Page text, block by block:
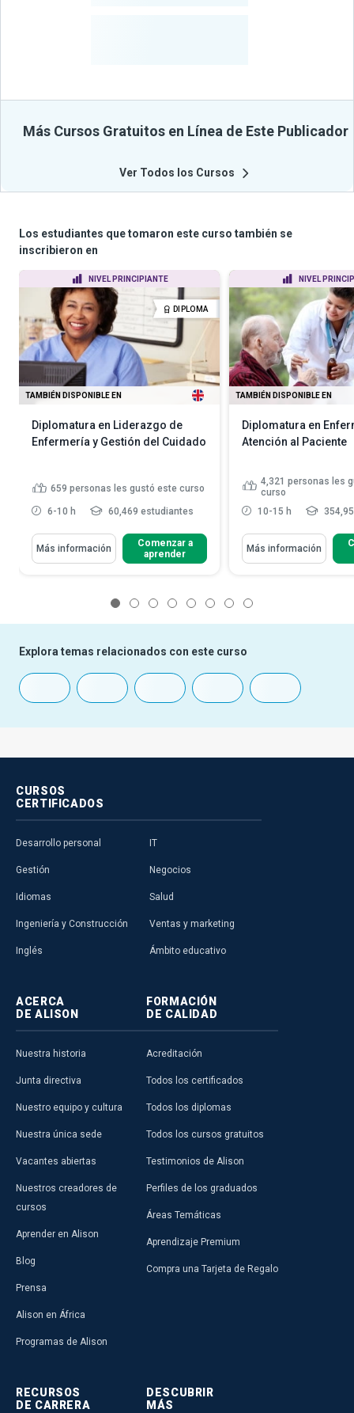
Más Cursos Gratuitos en Línea de Este Publicador
Ver Todos los Cursos
Los estudiantes que tomaron este curso también se
inscribieron en
NIVEL PRINCIPIANTE
DIPLOMA
TAMBIÉN DISPONIBLE EN
Diplomatura en Liderazgo de
Enfermería y Gestión del Cuidado
659 personas les gustó este curso
6-10 h 60,469 estudiantes
Más información
Comenzar a
aprender
NIVEL
TAMBIÉN DISPONIBLE EN
Diplomatura en
Atención al Paciente
4,321 personas les
curso
10-15 h
Más información
Explora temas relacionados con este curso
CURSOS
CERTIFICADOS
Desarrollo personal
Gestión
Idiomas
Ingeniería y Construcción
Inglés
IT
Negocios
Salud
Ventas y marketing
Ámbito educativo
ACERCA
DE ALISON
Nuestra historia
Junta directiva
Nuestro equipo y cultura
Nuestra única sede
Vacantes abiertas
Nuestros creadores de
cursos
Aprender en Alison
Blog
Prensa
Alison en África
Programas de Alison
FORMACIÓN
DE CALIDAD
Acreditación
Todos los certificados
Todos los diplomas
Todos los cursos gratuitos
Testimonios de Alison
Perfiles de los graduados
Áreas Temáticas
Aprendizaje Premium
Compra una Tarjeta de Regalo
RECURSOS
DE CARRERA
DESCUBRIR
MÁS